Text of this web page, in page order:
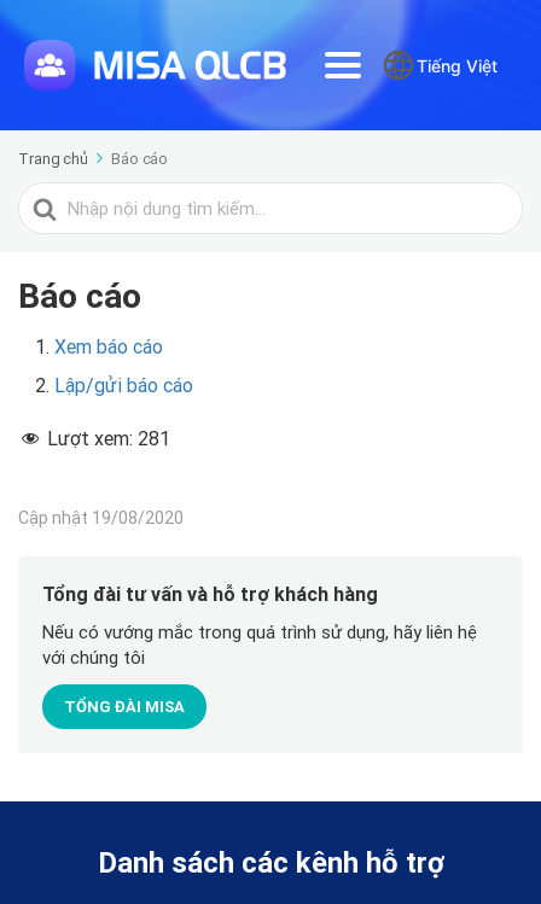
Tiếng Việt
Trang chủ Báo cáo
Tìm
kiếm
Báo cáo
Xem báo cáo
Lập/gửi báo cáo
Lượt xem: 281
Cập nhật 19/08/2020
Tổng đài tư vấn và hỗ trợ khách hàng
Nếu có vướng mắc trong quá trình sử dụng, hãy liên hệ
với chúng tôi
TỔNG ĐÀI MISA
Danh sách các kênh hỗ trợ